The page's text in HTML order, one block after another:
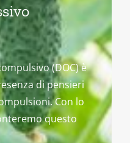
(DOC) è
di pensieri
Con lo
questo